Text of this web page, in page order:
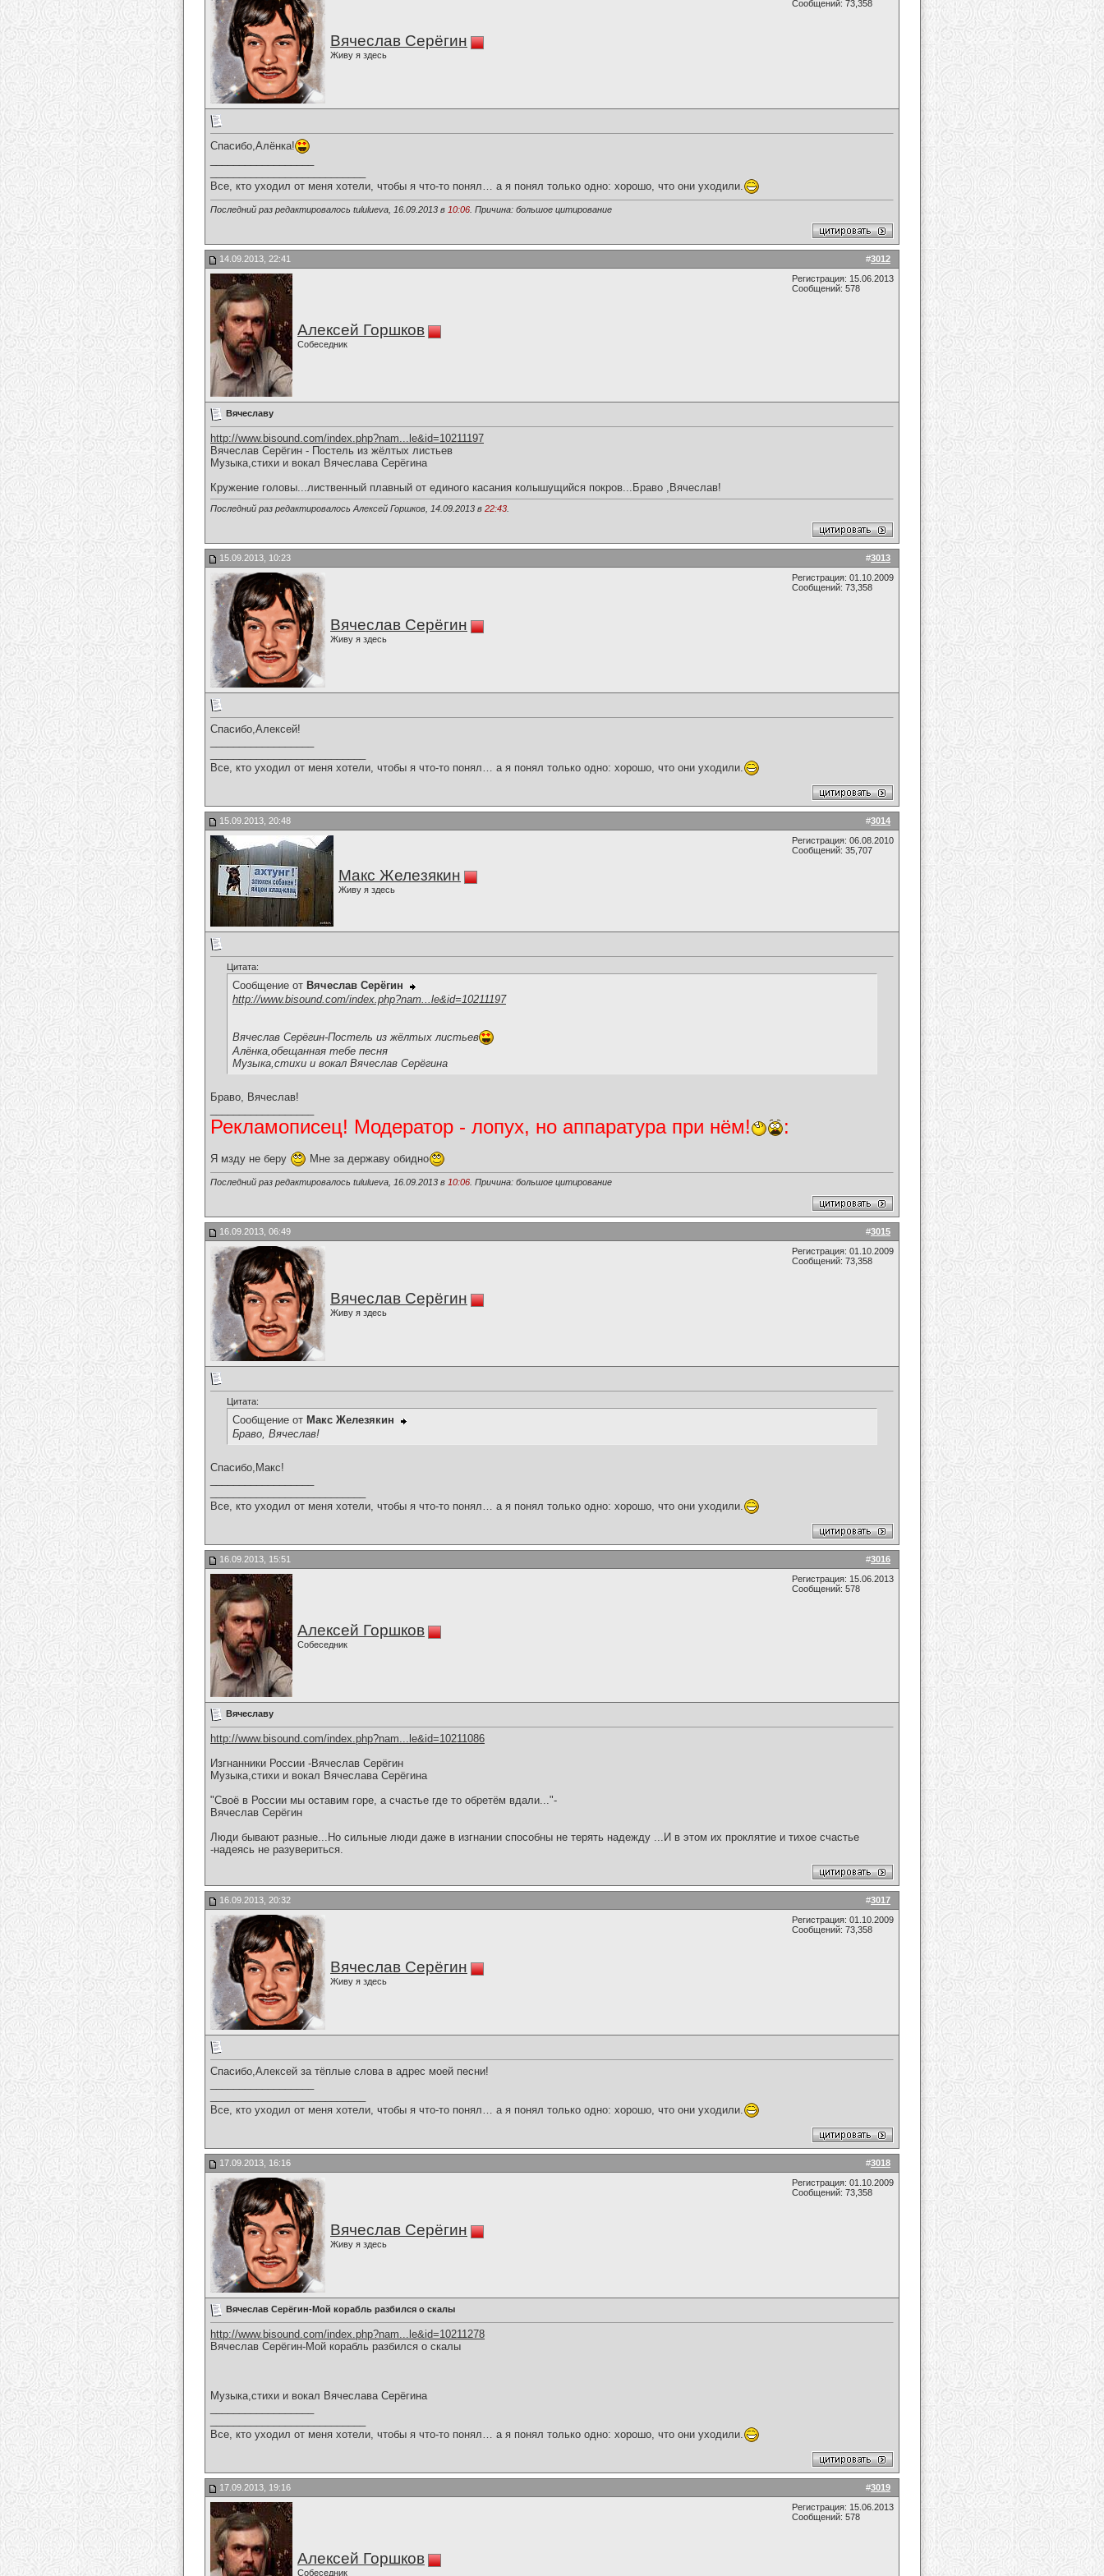
Вячеслав Серёгин
Живу я здесь
Сообщений: 73,358
Спасибо,Алёнка!
Все, кто уходил от меня хотели, чтобы я что-то понял… а я понял только одно: хорошо, что они уходили.
Последний раз редактировалось tululueva, 16.09.2013 в 10:06 . Причина: большое цитирование
#3012
14.09.2013, 22:41
Алексей Горшков
Собеседник
Регистрация: 15.06.2013
Сообщений: 578
Вячеславу
http://www.bisound.com/index.php?nam...le&id=10211197
Вячеслав Серёгин - Постель из жёлтых листьев
Музыка,стихи и вокал Вячеслава Серёгина
Кружение головы...лиственный плавный от единого касания колышущийся покров...Браво ,Вячеслав!
Последний раз редактировалось Алексей Горшков, 14.09.2013 в 22:43
#3013
15.09.2013, 10:23
Вячеслав Серёгин
Живу я здесь
Регистрация: 01.10.2009
Сообщений: 73,358
Спасибо,Алексей!
Все, кто уходил от меня хотели, чтобы я что-то понял… а я понял только одно: хорошо, что они уходили.
#3014
15.09.2013, 20:48
Макс Железякин
Живу я здесь
Регистрация: 06.08.2010
Сообщений: 35,707
Цитата:
Сообщение от Вячеслав Серёгин
http://www.bisound.com/index.php?nam...le&id=10211197
Вячеслав Серёгин-Постель из жёлтых листьев
Алёнка,обещанная тебе песня
Музыка,стихи и вокал Вячеслав Серёгина
Браво, Вячеслав!
Рекламописец! Модератор - лопух, но аппаратура при нём! :
Я мзду не беру Мне за державу обидно
Последний раз редактировалось tululueva, 16.09.2013 в 10:06 . Причина: большое цитирование
#3015
16.09.2013, 06:49
Вячеслав Серёгин
Живу я здесь
Регистрация: 01.10.2009
Сообщений: 73,358
Цитата:
Сообщение от Макс Железякин
Браво, Вячеслав!
Спасибо,Макс!
Все, кто уходил от меня хотели, чтобы я что-то понял… а я понял только одно: хорошо, что они уходили.
#3016
16.09.2013, 15:51
Алексей Горшков
Собеседник
Регистрация: 15.06.2013
Сообщений: 578
Вячеславу
http://www.bisound.com/index.php?nam...le&id=10211086
Изгнанники России -Вячеслав Серёгин
Музыка,стихи и вокал Вячеслава Серёгина
"Своё в России мы оставим горе, а счастье где то обретём вдали..."-
Вячеслав Серёгин
Люди бывают разные...Но сильные люди даже в изгнании способны не терять надежду ...И в этом их проклятие и тихое счастье
-надеясь не разувериться.
#3017
16.09.2013, 20:32
Вячеслав Серёгин
Живу я здесь
Регистрация: 01.10.2009
Сообщений: 73,358
Спасибо,Алексей за тёплые слова в адрес моей песни!
Все, кто уходил от меня хотели, чтобы я что-то понял… а я понял только одно: хорошо, что они уходили.
#3018
17.09.2013, 16:16
Вячеслав Серёгин
Живу я здесь
Регистрация: 01.10.2009
Сообщений: 73,358
Вячеслав Серёгин-Мой корабль разбился о скалы
http://www.bisound.com/index.php?nam...le&id=10211278
Вячеслав Серёгин-Мой корабль разбился о скалы
Музыка,стихи и вокал Вячеслава Серёгина
Все, кто уходил от меня хотели, чтобы я что-то понял… а я понял только одно: хорошо, что они уходили.
#3019
17.09.2013, 19:16
Алексей Горшков
Собеседник
Регистрация: 15.06.2013
Сообщений: 578